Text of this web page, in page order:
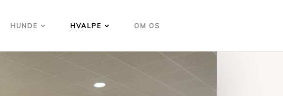
HUNDE HVALPE OM OS